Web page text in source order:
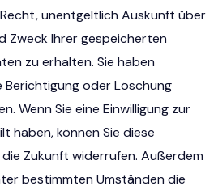
unentgeltlich Auskunft über
Zweck Ihrer gespeicherten
zu erhalten. Sie haben
Berichtigung oder Löschung
Wenn Sie eine Einwilligung zur
haben, können Sie diese
Zukunft widerrufen. Außerdem
bestimmten Umständen die